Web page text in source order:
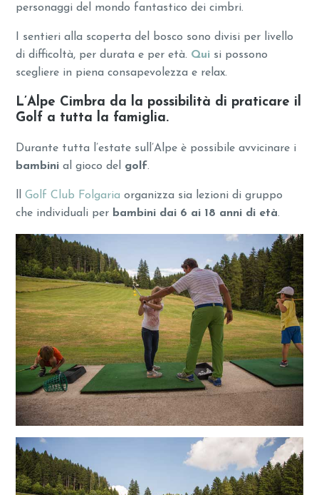
personaggi del mondo fantastico dei cimbri.
I sentieri alla scoperta del bosco sono divisi per livello
di difficoltà, per durata e per età. Qui si possono
scegliere in piena consapevolezza e relax.
L’Alpe Cimbra da la possibilità di praticare il
Golf a tutta la famiglia.
Durante tutta l’estate sull’Alpe è possibile avvicinare i
bambini al gioco del golf.
llGolf Club Folgaria organizza sia lezioni di gruppo
che individuali per bambini dai 6 ai 18 anni di età.